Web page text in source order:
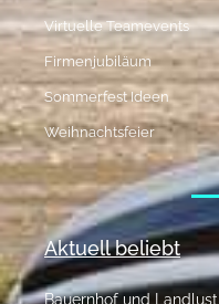
Virtuelle Teamevents
Firmenjubiläum
Sommerfest Ideen
Weihnachtsfeier
Aktuell beliebt
Bauernhof und Landlust